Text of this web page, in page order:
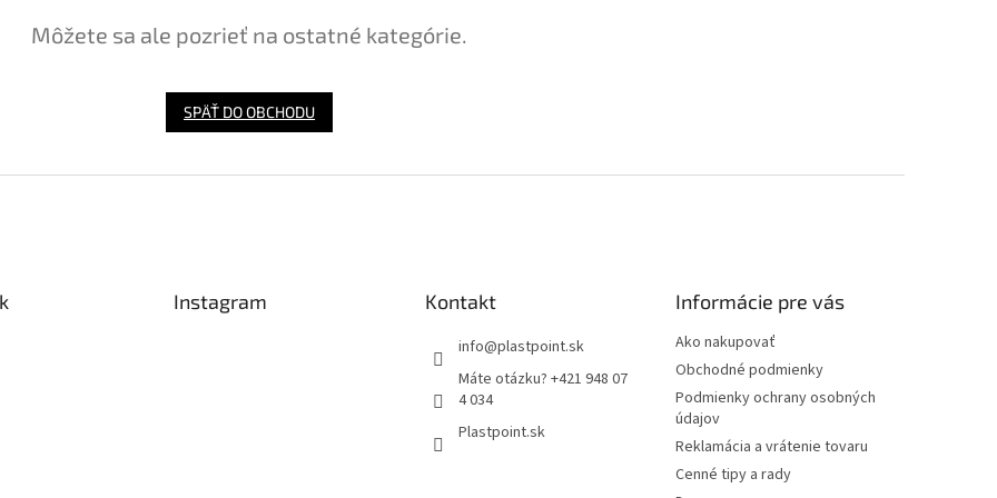
Môžete sa ale pozrieť na ostatné kategórie.
SPÄŤ DO OBCHODU
Instagram Kontakt
info@plastpoint.sk
Máte otázku? +421 948 07
4 034
Plastpoint.sk
Informácie pre vás
Ako nakupovať
Obchodné podmienky
Podmienky ochrany osobných
údajov
Reklamácia a vrátenie tovaru
Cenné tipy a rady